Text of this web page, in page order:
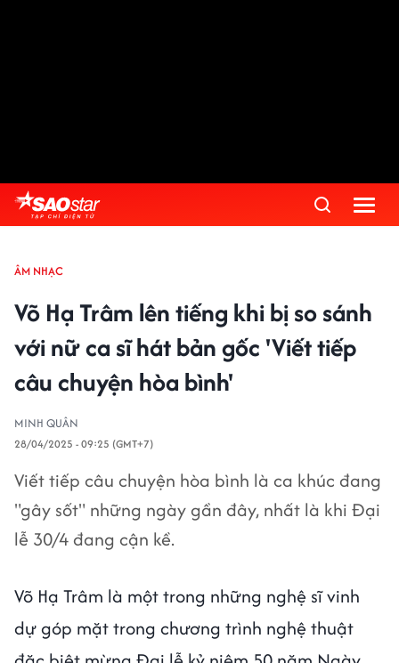
ÂM NHẠC
Võ Hạ Trâm lên tiếng khi bị so sánh
với nữ ca sĩ hát bản gốc 'Viết tiếp
câu chuyện hòa bình'
MINH QUÂN
28/04/2025 - 09:25 (GMT+7)
Viết tiếp câu chuyện hòa bình là ca khúc đang
"gây sốt" những ngày gần đây, nhất là khi Đại
lễ 30/4 đang cận kề.
Võ Hạ Trâm là một trong những nghệ sĩ vinh
dự góp mặt trong chương trình nghệ thuật